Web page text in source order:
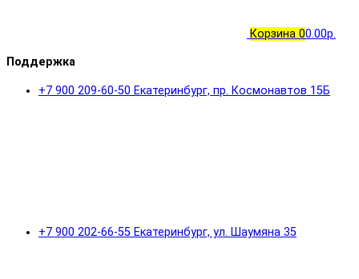
Корзина 00.00р.
Поддержка
+7 900 209-60-50 Екатеринбург, пр. Космонавтов 15Б
+7 900 202-66-55 Екатеринбург, ул. Шаумяна 35